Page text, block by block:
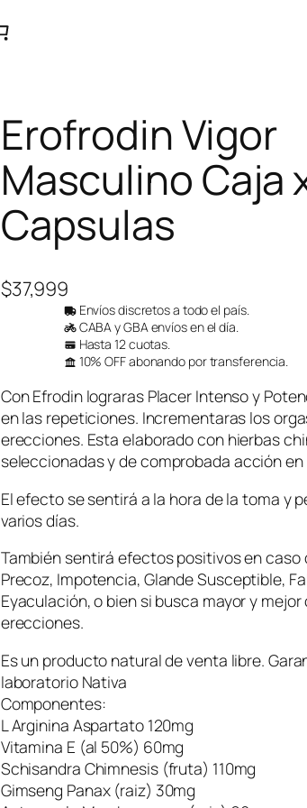
Erofrodin Vigor
Masculino Caja
Capsulas
$37,999
Envíos discretos a todo el país.
CABA y GBA envíos en el día.
Hasta 12 cuotas.
10% OFF abonando por transferencia.
Con Efrodin lograras Placer Intenso y
en las repeticiones. Incrementaras los
erecciones. Esta elaborado con hierbas
seleccionadas y de comprobada acción en
El efecto se sentirá a la hora de la toma y
varios días.
También sentirá efectos positivos en caso
Precoz, Impotencia, Glande Susceptible,
Eyaculación, o bien si busca mayor y
erecciones.
Es un producto natural de venta libre.
laboratorio Nativa
Componentes:
L Arginina Aspartato 120mg
Vitamina E (al 50%) 60mg
Schisandra Chimnesis (fruta) 110mg
Gimseng Panax (raiz) 30mg